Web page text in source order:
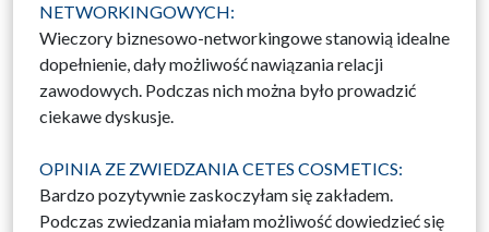
NETWORKINGOWYCH:
Wieczory biznesowo-networkingowe stanowią idealne
dopełnienie, dały możliwość nawiązania relacji
zawodowych. Podczas nich można było prowadzić
ciekawe dyskusje.
OPINIA ZE ZWIEDZANIA CETES COSMETICS:
Bardzo pozytywnie zaskoczyłam się zakładem.
Podczas zwiedzania miałam możliwość dowiedzieć się